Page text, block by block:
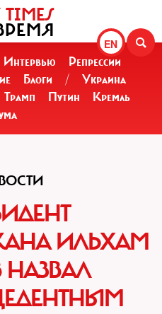
EN
Интервью
Репрессии
Блоги /
Украина
Трамп Путин
Кремль
ИЛЬХАМ